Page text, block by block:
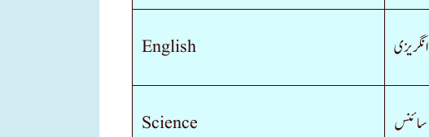
English انگریزی
Science سائنس